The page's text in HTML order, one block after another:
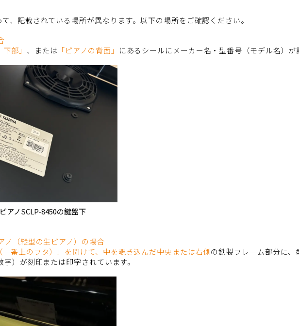
、記載されている場所が異なります。以下の場所をご確認ください。
部」 、または 「ピアノの背面」 にあるシールにメーカー名・型番号（モデル名）
アノSCLP-8450の鍵盤下
（縦型の生ピアノ）の場合
一番上のフタ）」を開けて、中を覗き込んだ中央または右側の鉄製フレーム部分に
）が刻印または印字されています。